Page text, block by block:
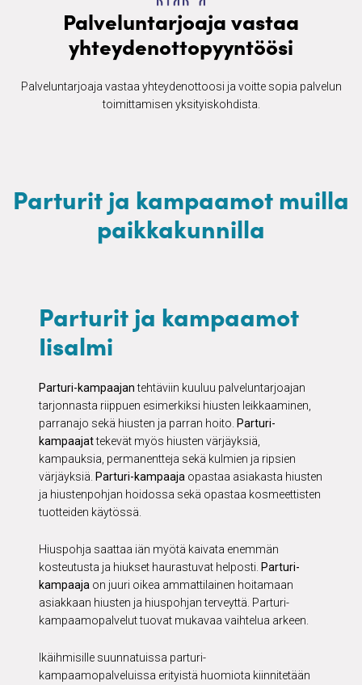
Palveluntarjoaja vastaa
yhteydenottopyyntöösi
Palveluntarjoaja vastaa yhteydenottoosi ja voitte sopia palvelun
toimittamisen yksityiskohdista.
Parturit ja kampaamot muilla
paikkakunnilla
Parturit ja kampaamot
Iisalmi
Parturi-kampaajantehtäviin kuuluu palveluntarjoajan
tarjonnasta riippuen esimerkiksi hiusten leikkaaminen,
parranajo sekä hiusten ja parran hoito. Parturi-
kampaajattekevät myös hiusten värjäyksiä,
kampauksia, permanentteja sekä kulmien ja ripsien
värjäyksiä. Parturi-kampaaja opastaa asiakasta hiusten
ja hiustenpohjan hoidossa sekä opastaa kosmeettisten
tuotteiden käytössä.
Hiuspohja saattaa iän myötä kaivata enemmän
kosteutusta ja hiukset haurastuvat helposti. Parturi-
kampaaja on juuri oikea ammattilainen hoitamaan
asiakkaan hiusten ja hiuspohjan terveyttä. Parturi-
kampaamopalvelut tuovat mukavaa vaihtelua arkeen.
Ikäihmisille suunnatuissa parturi-
kampaamopalveluissa erityistä huomiota kiinnitetään